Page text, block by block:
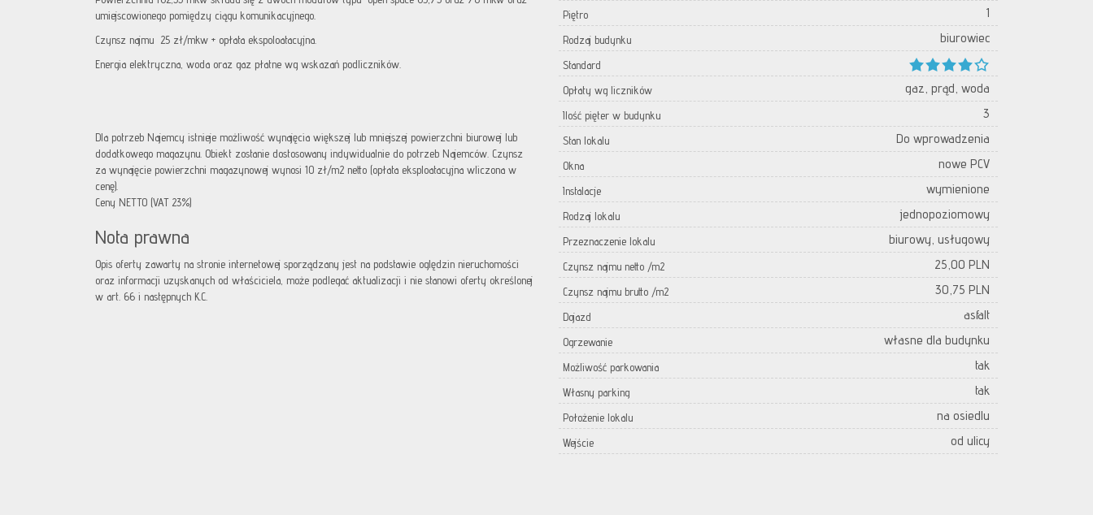
umiejscowionego pomiędzy ciągu komunikacyjnego.
Czynsz najmu 25 zł/mkw + opłata ekspoloatacyjna.
Energia elektryczna, woda oraz gaz płatne wg wskazań podliczników.
Dla potrzeb Najemcy istnieje możliwość wynajęcia większej lub mniejszej powierzchni biurowej lub
dodatkowego magazynu. Obiekt zostanie dostosowany indywidualnie do potrzeb Najemców. Czynsz
za wynajęcie powierzchni magazynowej wynosi 10 zł/m2 netto (opłata eksploatacyjna wliczona w
cenę).
Ceny NETTO (VAT 23%)
Nota prawna
Opis oferty zawarty na stronie internetowej sporządzany jest na podstawie oględzin nieruchomości
oraz informacji uzyskanych od właściciela, może podlegać aktualizacji i nie stanowi oferty określonej
w art. 66 i następnych K.C.
Piętro 1
Rodzaj budynku biurowiec
Standard
Opłaty wg liczników
gaz, prąd, woda
Ilość pięter w budynku 3
Stan lokalu Do wprowadzenia
Okna nowe PCV
Instalacje wymienione
Rodzaj lokalu jednopoziomowy
Przeznaczenie lokalu biurowy, usługowy
Czynsz najmu netto /m2 25,00 PLN
Czynsz najmu brutto /m2 30,75 PLN
Dojazd asfalt
Ogrzewanie własne dla budynku
Możliwość parkowania tak
Własny parking tak
Położenie lokalu na osiedlu
Wejście od ulicy